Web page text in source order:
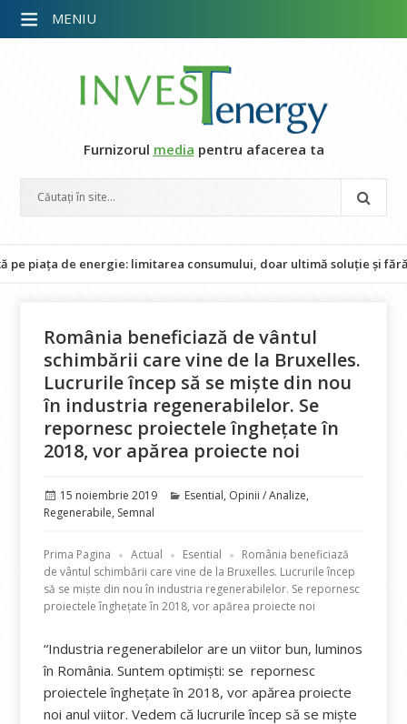
Furnizorul media pentru afacerea ta
de energie: limitarea consumului, doar ultimă soluție și fără
România beneficiază de vântul
schimbării care vine de la Bruxelles.
Lucrurile încep să se miște din nou
în industria regenerabilelor. Se
repornesc proiectele înghețate în
2018, vor apărea proiecte noi
Publicat
pe
15 noiembrie 2019 Categorii
Esential, Opinii / Analize,
Regenerabile, Semnal
Prima Pagina Actual Esential
România beneficiază
de vântul schimbării care vine de la Bruxelles. Lucrurile încep
să se miște din nou în industria regenerabilelor. Se repornesc
proiectele înghețate în 2018, vor apărea proiecte noi
“Industria regenerabilelor are un viitor bun, luminos
în România. Suntem optimiști: se repornesc
proiectele înghețate în 2018, vor apărea proiecte
noi anul viitor. Vedem că lucrurile încep să se miște
MENIU